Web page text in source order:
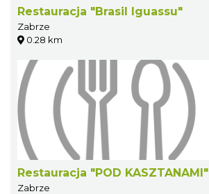
Restauracja "Brasil Iguassu"
Zabrze
0.28 km
Restauracja "POD KASZTANAMI"
Zabrze